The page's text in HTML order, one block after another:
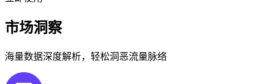
市场洞察
海量数据深度解析，轻松洞恶流量脉络